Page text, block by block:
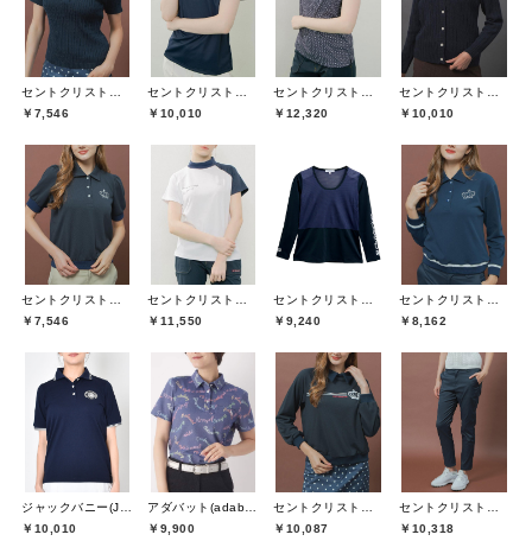
セントクリストファーゴルフ(St.ChristopherGolf)
￥7,546
セントクリストファーゴルフ(St.ChristopherGolf)
￥10,010
セントクリストファーゴルフ(St.ChristopherGolf)
￥12,320
セントクリストファーゴルフ(St.ChristopherGolf)
￥10,010
セントクリストファーゴルフ(St.ChristopherGolf)
￥7,546
セントクリストファーゴルフ(St.ChristopherGolf)
￥11,550
セントクリストファーゴルフ(St.ChristopherGolf)
￥9,240
セントクリストファーゴルフ(St.ChristopherGolf)
￥8,162
ジャックバニー(Jack Bunny)
￥10,010
アダバット(adabat)
￥9,900
セントクリストファーゴルフ(St.ChristopherGolf)
￥10,087
セントクリストファーゴルフ(St.ChristopherGolf)
￥10,318